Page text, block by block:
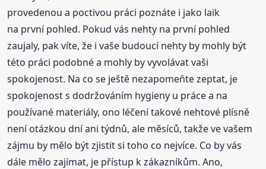
provedenou a poctivou práci poznáte i jako laik
na první pohled. Pokud vás nehty na první pohled
zaujaly, pak víte, že i vaše budoucí nehty by mohly být
této práci podobné a mohly by vyvolávat vaši
spokojenost. Na co se ještě nezapomeňte zeptat, je
spokojenost s dodržováním hygieny u práce a na
používané materiály, ono léčení takové nehtové plísně
není otázkou dní ani týdnů, ale měsíců, takže ve vašem
zájmu by mělo být zjistit si toho co nejvíce. Co by vás
dále mělo zajímat, je přístup k zákazníkům. Ano,